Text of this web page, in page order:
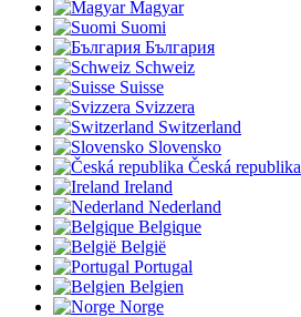
Magyar
Suomi
България
Schweiz
Suisse
Svizzera
Switzerland
Slovensko
Česká republika
Ireland
Nederland
Belgique
België
Portugal
Belgien
Norge